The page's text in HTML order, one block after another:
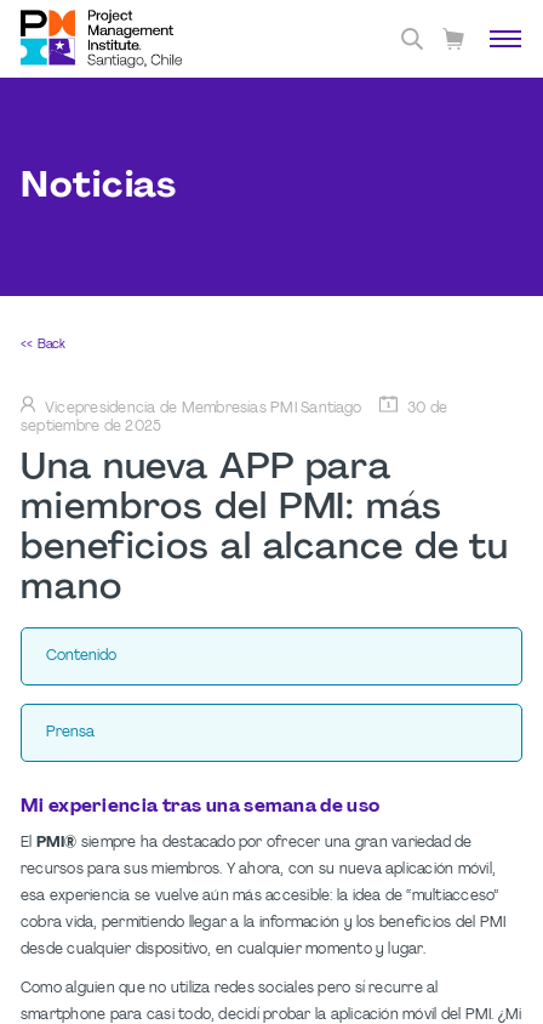
Noticias
<< Back
Vicepresidencia de Membresías PMI Santiago
30 de
septiembre de 2025
Una nueva APP para
miembros del PMI: más
beneficios al alcance de tu
mano
Contenido
Prensa
Mi experiencia tras una semana de uso
El PMI® siempre ha destacado por ofrecer una gran variedad de
recursos para sus miembros. Y ahora, con su nueva aplicación móvil,
esa experiencia se vuelve aún más accesible: la idea de “multiacceso”
cobra vida, permitiendo llegar a la información y los beneficios del PMI
desde cualquier dispositivo, en cualquier momento y lugar.
Como alguien que no utiliza redes sociales pero sí recurre al
smartphone para casi todo, decidí probar la aplicación móvil del PMI. ¿Mi